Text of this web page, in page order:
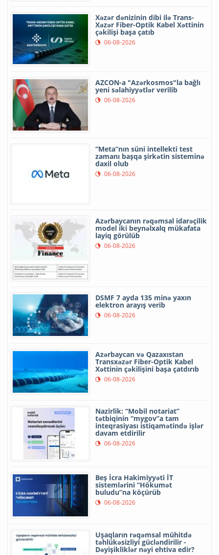
Xəzər dənizinin dibi ilə Trans-
Xəzər Fiber-Optik Kabel Xəttinin
çəkilişi başa çatıb
06-08-2026
AZCON-a "Azərkosmos"la bağlı
yeni səlahiyyətlər verilib
06-08-2026
“Meta”nın süni intellekti test
zamanı başqa şirkətin sisteminə
daxil olub
06-08-2026
Azərbaycanın rəqəmsal idarəçilik
model iki beynəlxalq mükafata
layiq görülüb
06-08-2026
DSMF 7 ayda 135 minə yaxın
elektron arayış verib
06-08-2026
Azərbaycan və Qazaxıstan
Transxəzər Fiber-Optik Kabel
Xəttinin çəkilişini başa çatdırıb
06-08-2026
Nazirlik: “Mobil notariat”
tətbiqinin “mygov”a tam
inteqrasiyası istiqamətində işlər
davam etdirilir
06-08-2026
Beş İcra Hakimiyyəti İT
sistemlərini “Hökumət
buludu”na köçürüb
06-08-2026
Uşaqların rəqəmsal mühitdə
təhlükəsizliyi gücləndirilir -
Dəyişikliklər nəyi ehtiva edir?